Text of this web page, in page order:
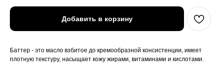
Добавить в корзину
Баттер - это масло взбитое до кремообразной консистенции, имеет
плотную текстуру, насыщает кожу жирами, витаминами и кислотами.